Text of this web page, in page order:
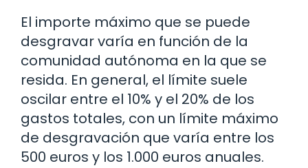
El importe máximo que se puede
desgravar varía en función de la
comunidad autónoma en la que se
resida. En general, el límite suele
oscilar entre el 10% y el 20% de los
gastos totales, con un límite máximo
de desgravación que varía entre los
500 euros y los 1.000 euros anuales.